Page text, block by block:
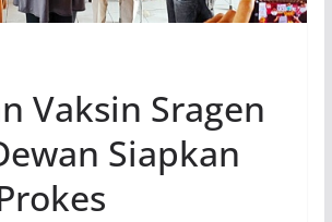
Vaksin Sragen
Siapkan